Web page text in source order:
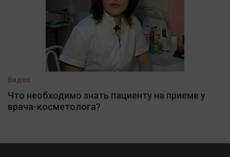
Видео
Что необходимо знать пациенту на приеме у
врача-косметолога?